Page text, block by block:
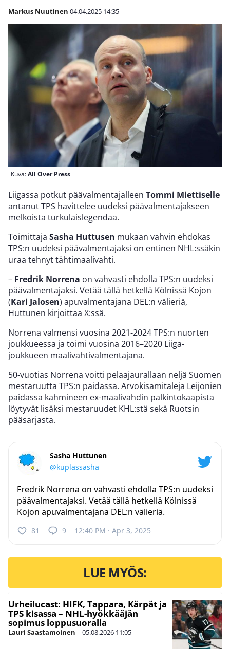
Markus Nuutinen 04.04.2025 14:35
Kuva:All Over Press
Liigassa potkut päävalmentajalleen Tommi Miettiselle
antanut TPS havittelee uudeksi päävalmentajakseen
melkoista turkulaislegendaa.
Toimittaja Sasha Huttusen mukaan vahvin ehdokas
TPS:n uudeksi päävalmentajaksi on entinen NHL:ssäkin
uraa tehnyt tähtimaalivahti.
– Fredrik Norrena on vahvasti ehdolla TPS:n uudeksi
päävalmentajaksi. Vetää tällä hetkellä Kölnissä Kojon
(Kari Jalosen) apuvalmentajana DEL:n välieriä,
Huttunen kirjoittaa X:ssä.
Norrena valmensi vuosina 2021-2024 TPS:n nuorten
joukkueessa ja toimi vuosina 2016–2020 Liiga-
joukkueen maalivahtivalmentajana.
50-vuotias Norrena voitti pelaajaurallaan neljä Suomen
mestaruutta TPS:n paidassa. Arvokisamitaleja Leijonien
paidassa kahmineen ex-maalivahdin palkintokaapista
löytyvät lisäksi mestaruudet KHL:stä sekä Ruotsin
pääsarjasta.
Sasha Huttunen
@kuplassasha
Fredrik Norrena on vahvasti ehdolla TPS:n uudeksi
päävalmentajaksi. Vetää tällä hetkellä Kölnissä
Kojon apuvalmentajana DEL:n välieriä.
81 9 12:40 PM · Apr 3, 2025
LUE MYÖS:
Urheilucast: HIFK, Tappara, Kärpät ja
TPS kisassa – NHL-hyökkääjän
sopimus loppusuoralla
Lauri Saastamoinen | 05.08.2026 11:05